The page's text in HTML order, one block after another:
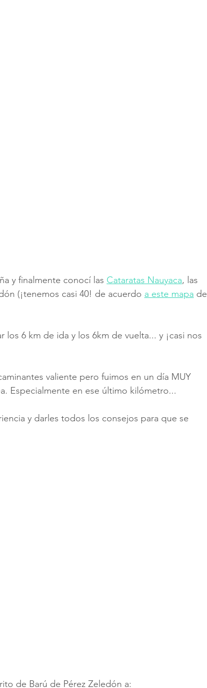
y finalmente conocí las Cataratas Nauyaca, las
(¡tenemos casi 40! de acuerdo a este mapa de
6 km de ida y los 6km de vuelta... y ¡casi nos
valiente pero fuimos en un día MUY
Especialmente en ese último kilómetro...
y darles todos los consejos para que se
de Barú de Pérez Zeledón a: